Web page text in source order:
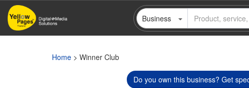
Skip
main
Business
Home > Winner Club
Do you own this business? Get